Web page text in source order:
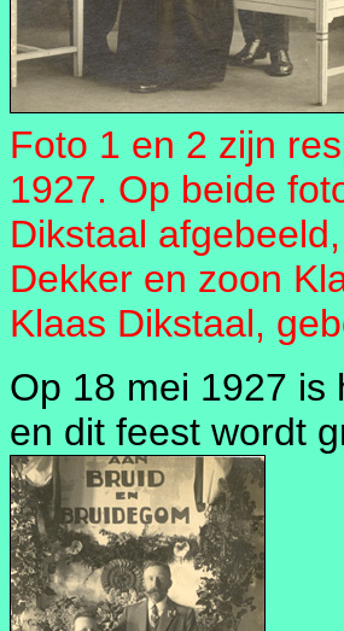
Foto 1 en 2 zijn
1927. Op beide
Dikstaal
Dekker en zoon
Klaas Dikstaal,
Op 18 mei 1927 is
en dit feest wordt